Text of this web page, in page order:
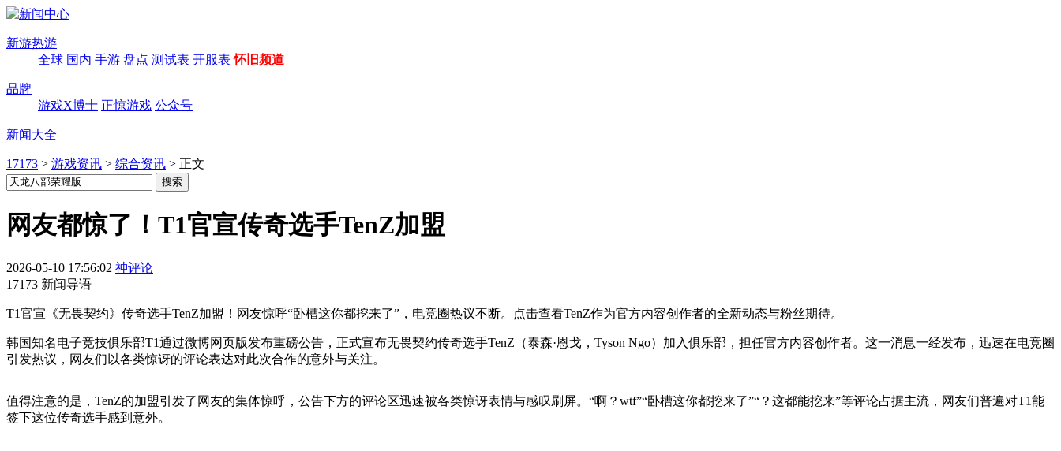
新游热游
全球 国内 手游 盘点 测试表 开服表 怀旧频道
品牌
游戏X博士 正惊游戏 公众号
新闻大全
17173 > 游戏资讯 > 综合资讯 > 正文
网友都惊了！T1官宣传奇选手TenZ加盟
2026-05-10 17:56:02 神评论
17173 新闻导语
T1官宣《无畏契约》传奇选手TenZ加盟！网友惊呼“卧槽这你都挖来了”，电竞圈热议不断。点击查看TenZ作为官方内容创作者的全新动态与粉丝期待。
韩国知名电子竞技俱乐部T1通过微博网页版发布重磅公告，正式宣布无畏契约传奇选手TenZ（泰森·恩戈，Tyson Ngo）加入俱乐部，担任官方内容创作者。这一消息一经发布，迅速在电竞圈
引发热议，网友们以各类惊讶的评论表达对此次合作的意外与关注。
值得注意的是，TenZ的加盟引发了网友的集体惊呼，公告下方的评论区迅速被各类惊讶表情与感叹刷屏。“啊？wtf”“卧槽这你都挖来了”“？这都能挖来”等评论占据主流，网友们普遍对T1能
签下这位传奇选手感到意外。